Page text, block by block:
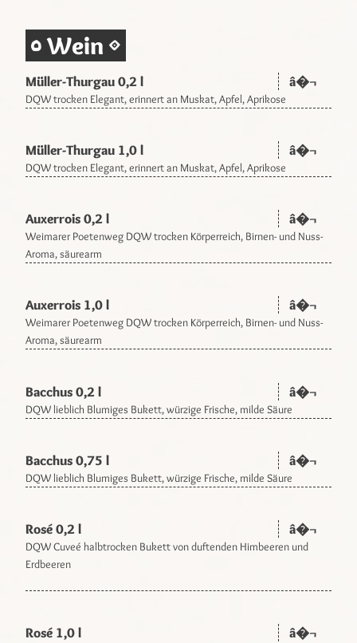
Wein
Müller-Thurgau 0,2 l â�¬
DQW trocken Elegant, erinnert an Muskat, Apfel, Aprikose
Müller-Thurgau 1,0 l â�¬
DQW trocken Elegant, erinnert an Muskat, Apfel, Aprikose
Auxerrois 0,2 l â�¬
Weimarer Poetenweg DQW trocken Körperreich, Birnen- und Nuss-
Aroma, säurearm
Auxerrois 1,0 l â�¬
Weimarer Poetenweg DQW trocken Körperreich, Birnen- und Nuss-
Aroma, säurearm
Bacchus 0,2 l â�¬
DQW lieblich Blumiges Bukett, würzige Frische, milde Säure
Bacchus 0,75 l â�¬
DQW lieblich Blumiges Bukett, würzige Frische, milde Säure
Rosé 0,2 l â�¬
DQW Cuveé halbtrocken Bukett von duftenden Himbeeren und
Erdbeeren
Rosé 1,0 l â�¬